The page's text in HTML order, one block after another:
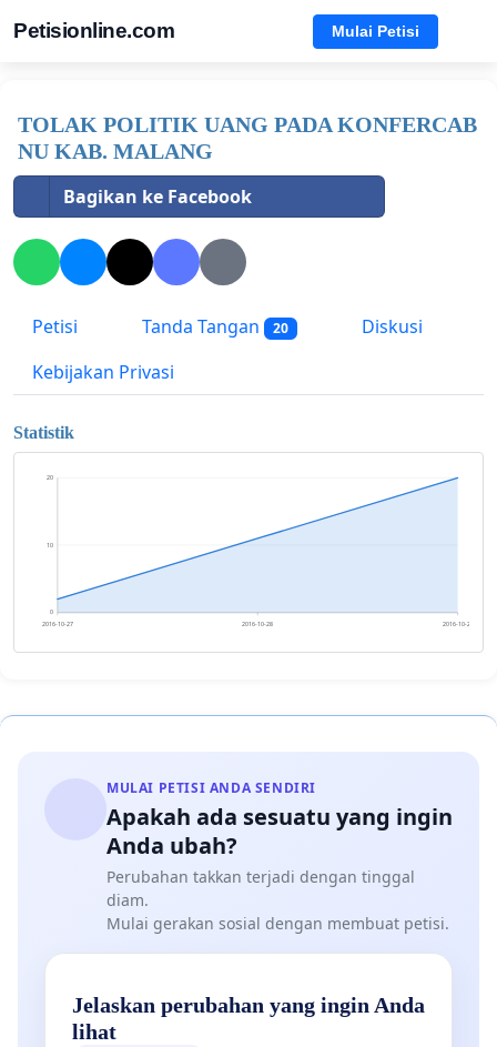
Petisionline.com Mulai Petisi
TOLAK POLITIK UANG PADA KONFERCAB
NU KAB. MALANG
Bagikan ke Facebook
Petisi Tanda Tangan 20
Diskusi
Kebijakan Privasi
Statistik
0
10
20
2016-10-27 2016-10-28 2016-10-29
MULAI PETISI ANDA SENDIRI
Apakah ada sesuatu yang ingin
Anda ubah?
Perubahan takkan terjadi dengan tinggal
diam.
Mulai gerakan sosial dengan membuat petisi.
Jelaskan perubahan yang ingin Anda
lihat